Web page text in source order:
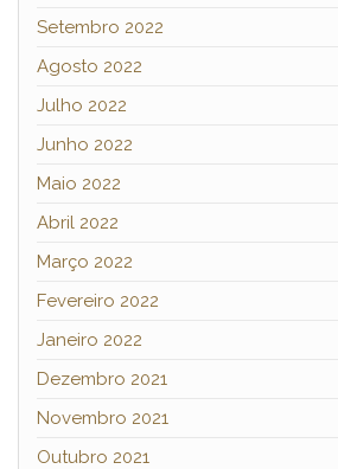
Setembro 2022
Agosto 2022
Julho 2022
Junho 2022
Maio 2022
Abril 2022
Março 2022
Fevereiro 2022
Janeiro 2022
Dezembro 2021
Novembro 2021
Outubro 2021